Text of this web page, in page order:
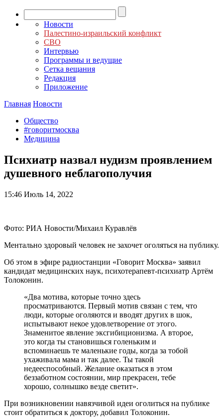
Новости
Палестино-израильский конфликт
СВО
Интервью
Программы и ведущие
Сетка вещания
Редакция
Приложение
Главная Новости
Общество
#говоритмосква
Медицина
Психиатр назвал нудизм проявлением
душевного неблагополучия
15:46 Июль 14, 2022
Фото: РИА Новости/Михаил Куравлёв
Ментально здоровый человек не захочет оголяться на публику.
Об этом в эфире радиостанции «Говорит Москва» заявил
кандидат медицинских наук, психотерапевт-психиатр Артём
Толоконин.
«Два мотива, которые точно здесь
просматриваются. Первый мотив связан с тем, что
люди, которые оголяются и вводят других в шок,
испытывают некое удовлетворение от этого.
Знаменитое явление эксгибиционизма. А второе,
это когда ты становишься голеньким и
вспоминаешь те маленькие годы, когда за тобой
ухаживала мама и так далее. Ты такой
недееспособный. Желание оказаться в этом
беззаботном состоянии, мир прекрасен, тебе
хорошо, солнышко везде светит».
При возникновении навязчивой идеи оголиться на публике
стоит обратиться к доктору, добавил Толоконин.